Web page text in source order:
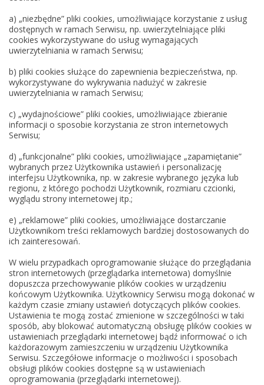
a) „niezbędne” pliki cookies, umożliwiające korzystanie z usług
dostępnych w ramach Serwisu, np. uwierzytelniające pliki
cookies wykorzystywane do usług wymagających
uwierzytelniania w ramach Serwisu;
b) pliki cookies służące do zapewnienia bezpieczeństwa, np.
wykorzystywane do wykrywania nadużyć w zakresie
uwierzytelniania w ramach Serwisu;
c) „wydajnościowe” pliki cookies, umożliwiające zbieranie
informacji o sposobie korzystania ze stron internetowych
Serwisu;
d) „funkcjonalne” pliki cookies, umożliwiające „zapamiętanie”
wybranych przez Użytkownika ustawień i personalizację
interfejsu Użytkownika, np. w zakresie wybranego języka lub
regionu, z którego pochodzi Użytkownik, rozmiaru czcionki,
wyglądu strony internetowej itp.;
e) „reklamowe” pliki cookies, umożliwiające dostarczanie
Użytkownikom treści reklamowych bardziej dostosowanych do
ich zainteresowań.
W wielu przypadkach oprogramowanie służące do przeglądania
stron internetowych (przeglądarka internetowa) domyślnie
dopuszcza przechowywanie plików cookies w urządzeniu
końcowym Użytkownika. Użytkownicy Serwisu mogą dokonać w
każdym czasie zmiany ustawień dotyczących plików cookies.
Ustawienia te mogą zostać zmienione w szczególności w taki
sposób, aby blokować automatyczną obsługę plików cookies w
ustawieniach przeglądarki internetowej bądź informować o ich
każdorazowym zamieszczeniu w urządzeniu Użytkownika
Serwisu. Szczegółowe informacje o możliwości i sposobach
obsługi plików cookies dostępne są w ustawieniach
oprogramowania (przeglądarki internetowej).